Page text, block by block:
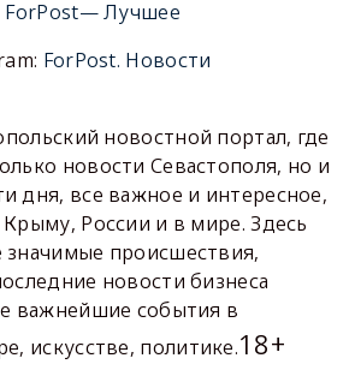
ForPost— Лучшее
ForPost. Новости
новостной портал, где
новости Севастополя, но и
дня, все важное и интересное,
России и в мире. Здесь
происшествия,
новости бизнеса
важнейшие события в
искусстве, политике.18+